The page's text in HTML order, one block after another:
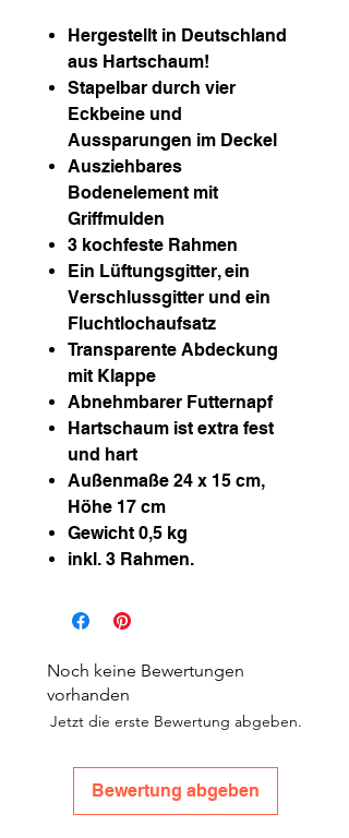
Hergestellt in Deutschland
aus Hartschaum!
Stapelbar durch vier
Eckbeine und
Aussparungen im Deckel
Ausziehbares
Bodenelement mit
Griffmulden
3 kochfeste Rahmen
Ein Lüftungsgitter, ein
Verschlussgitter und ein
Fluchtlochaufsatz
Transparente Abdeckung
mit Klappe
Abnehmbarer Futternapf
Hartschaum ist extra fest
und hart
Außenmaße 24 x 15 cm,
Höhe 17 cm
Gewicht 0,5 kg
inkl. 3 Rahmen.
Noch keine Bewertungen
vorhanden
Jetzt die erste Bewertung abgeben.
Bewertung abgeben